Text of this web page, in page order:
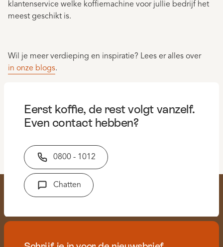
klantenservice welke koffiemachine voor jullie bedrijf het
meest geschikt is.
Wil je meer verdieping en inspiratie? Lees er alles over
in onze blogs.
Eerst koffie, de rest volgt vanzelf.
Even contact hebben?
0800 - 1012
Chatten